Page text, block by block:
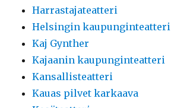
Harrastajateatteri
Helsingin kaupunginteatteri
Kaj Gynther
Kajaanin kaupunginteatteri
Kansallisteatteri
Kauas pilvet karkaava